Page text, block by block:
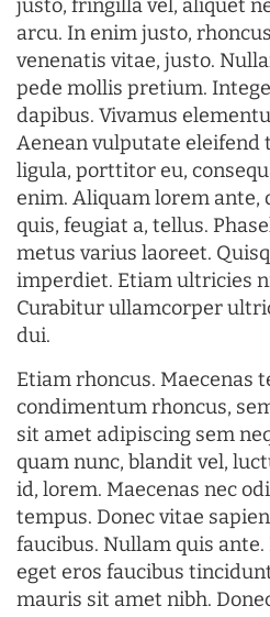
justo, fringilla vel, aliquet
arcu. In enim justo,
venenatis vitae, justo.
pede mollis pretium.
dapibus. Vivamus
Aenean vulputate eleifend
ligula, porttitor eu,
enim. Aliquam lorem ante,
quis, feugiat a, tellus.
metus varius laoreet.
imperdiet. Etiam ultricies
Curabitur ullamcorper
dui.
Etiam rhoncus. Maecenas
condimentum rhoncus,
sit amet adipiscing sem
quam nunc, blandit vel,
id, lorem. Maecenas nec
tempus. Donec vitae
faucibus. Nullam quis
eget eros faucibus
mauris sit amet nibh.